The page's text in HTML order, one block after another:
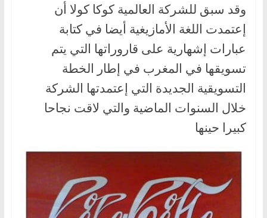
وقد سبق للشركة العالمية كوكا كولا أن
إعتمدت اللغة الأمازيغية أيضا في كتابة
عبارات إشهارية على قاروراتها التي يتم
تسويقها في المغرب في إطار الخطة
التسويقية الجديدة التي إعتمدتها الشركة
خلال السنوات الماضية والتي لاقت نجاحا
كبيرا حينها